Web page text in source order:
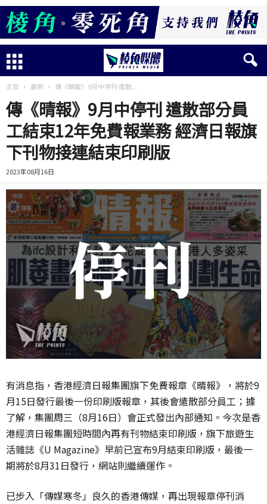
主頁 最新 傳《晴報》9月中停刊 遣散...
傳《晴報》9月中停刊 遣散部分員
工結束12年免費報業務 經濟日報旗
下刊物接連結束印刷版
2023年08月16日
有消息指，香港經濟日報集團旗下免費報章《晴報》，將於9
月15日發行最後一份印刷版報章，其後會遣散部分員工；據
了解，集團周三（8月16日）會正式發出內部通知。今次是香
港經濟日報集團短時間內再有刊物結束印刷版，旗下旅遊生
活雜誌《U Magazine》早前已宣布9月結束印刷版，最後一
期將於8月31日發行，網站則繼續運作。
已步入「傳媒寒冬」良久的香港傳媒，再出現報章停刊消